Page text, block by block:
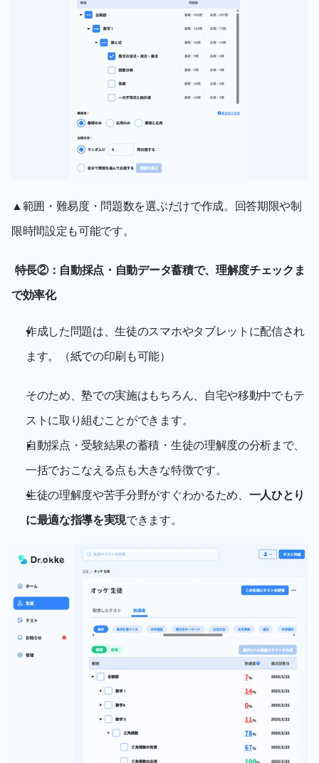
▲範囲・難易度・問題数を選ぶだけで作成。回答期限や制
限時間設定も可能です。
特長②：自動採点・自動データ蓄積で、理解度チェックま
で効率化
作成した問題は、生徒のスマホやタブレットに配信され
ます。（紙での印刷も可能）
そのため、塾での実施はもちろん、自宅や移動中でもテ
ストに取り組むことができます。
自動採点・受験結果の蓄積・生徒の理解度の分析まで、
一括でおこなえる点も大きな特徴です。
生徒の理解度や苦手分野がすぐわかるため、 一人ひとり
に最適な指導を実現できます。